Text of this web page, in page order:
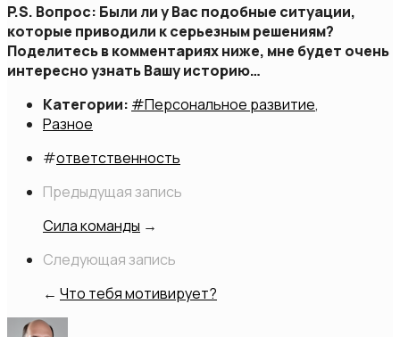
P.S. Вопрос: Были ли у Вас подобные ситуации,
которые приводили к серьезным решениям?
Поделитесь в комментариях ниже, мне будет очень
интересно узнать Вашу историю…
Категории: #Персональное развитие,
Разное
#ответственность
Предыдущая запись
Сила команды →
Следующая запись
← Что тебя мотивирует?